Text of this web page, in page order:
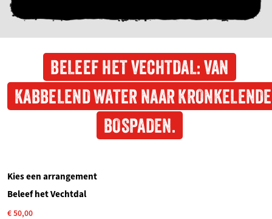
BELEEF HET VECHTDAL: VAN
KABBELEND WATER NAAR KRONKELENDE
BOSPADEN.
Kies een arrangement
Beleef het Vechtdal
€ 50,00